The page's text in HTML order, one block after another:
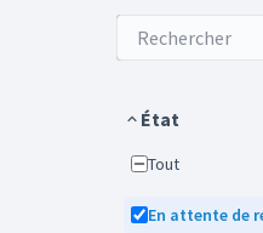
État
Tout
En attente de